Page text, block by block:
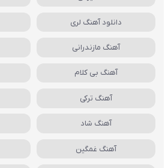
دانلود آهنگ لری
آهنگ مازندرانی
آهنگ بی کلام
آهنگ ترکی
آهنگ شاد
آهنگ غمگین